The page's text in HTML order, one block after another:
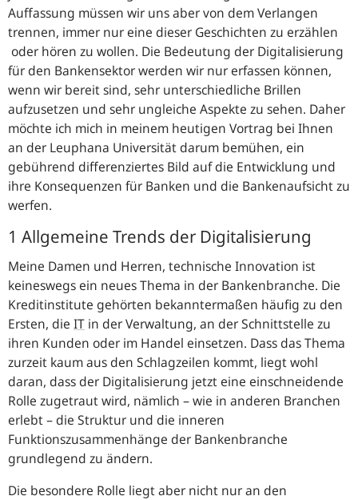
Auffassung müssen wir uns aber von dem Verlangen
trennen, immer nur eine dieser Geschichten zu erzählen
oder hören zu wollen. Die Bedeutung der Digitalisierung
für den Bankensektor werden wir nur erfassen können,
wenn wir bereit sind, sehr unterschiedliche Brillen
aufzusetzen und sehr ungleiche Aspekte zu sehen. Daher
möchte ich mich in meinem heutigen Vortrag bei Ihnen
an der Leuphana Universität darum bemühen, ein
gebührend differenziertes Bild auf die Entwicklung und
ihre Konsequenzen für Banken und die Bankenaufsicht zu
werfen.
1 Allgemeine Trends der Digitalisierung
Meine Damen und Herren, technische Innovation ist
keineswegs ein neues Thema in der Bankenbranche. Die
Kreditinstitute gehörten bekanntermaßen häufig zu den
Ersten, die IT in der Verwaltung, an der Schnittstelle zu
ihren Kunden oder im Handel einsetzen. Dass das Thema
zurzeit kaum aus den Schlagzeilen kommt, liegt wohl
daran, dass der Digitalisierung jetzt eine einschneidende
Rolle zugetraut wird, nämlich – wie in anderen Branchen
erlebt – die Struktur und die inneren
Funktionszusammenhänge der Bankenbranche
grundlegend zu ändern.
Die besondere Rolle liegt aber nicht nur an den